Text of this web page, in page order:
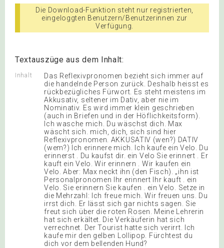
Die Download-Funktion steht nur registrierten,
eingeloggten Benutzern/Benutzerinnen zur
Verfügung.
Textauszüge aus dem Inhalt:
Inhalt
Das Reflexivpronomen bezieht sich immer auf
die handelnde Person zurück. Deshalb heisst es
rückbezügliches Fürwort. Es steht meistens im
Akkusativ, seltener im Dativ, aber nie im
Nominativ. Es wird immer klein geschrieben
(auch in Briefen und in der Höflichkeitsform).
Ich wasche mich. Du wäschst dich. Max
wäscht sich. mich, dich, sich sind hier
Reflexivpronomen. AKKUSATIV (wen?) DATIV
(wem?) Ich erinnere mich. Ich kaufe ein Velo. Du
erinnerst . Du kaufst dir. ein Velo Sie erinnert . Er
kauft ein Velo. Wir erinnern . Wir kaufen ein
Velo. Aber: Max neckt ihn (den Fisch). „ihn ist
Personalpronomen Ihr erinnert Ihr kauft . ein
Velo. Sie erinnern Sie kaufen . ein Velo. Setze in
die Mehrzahl: Ich freue mich. Wir freuen uns. Du
irrst dich. Er lässt sich gar nichts sagen. Sie
freut sich über die roten Rosen. Meine Lehrerin
hat sich erkältet. Die Verkäuferin hat sich
verrechnet. Der Tourist hatte sich verirrt. Ich
kaufe mir den gelben Lollipop. Fürchtest du
dich vor dem bellenden Hund?